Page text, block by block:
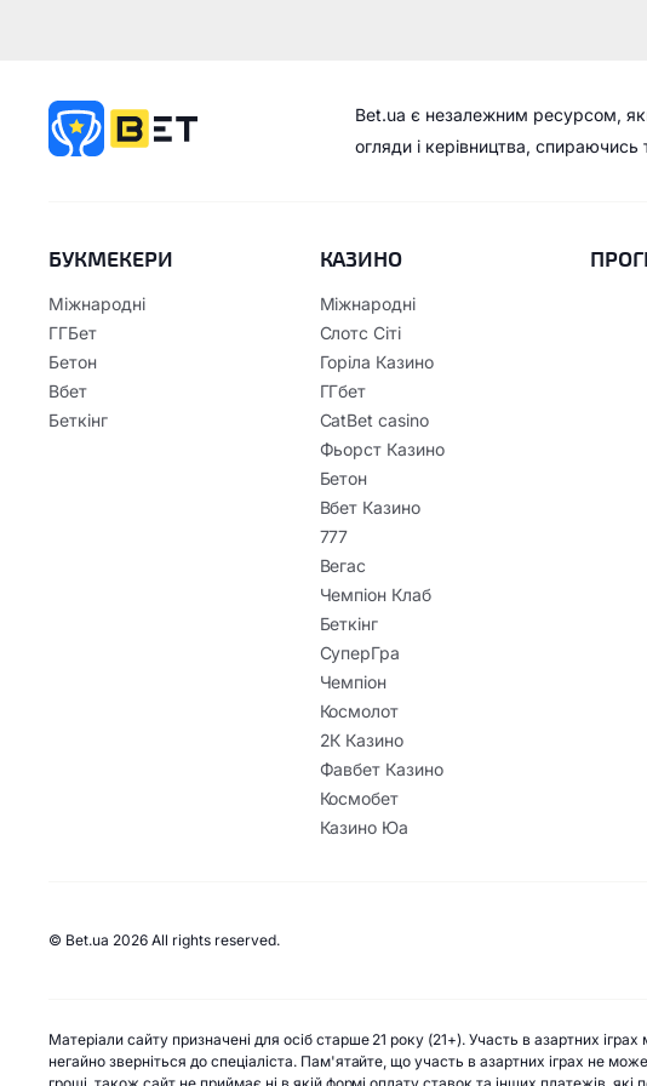
Bet.ua є незалежним ресурсом,
огляди і керівництва, спираючись
БУКМЕКЕРИ
Міжнародні
ГГБет
Бетон
Вбет
Беткінг
КАЗИНО
Міжнародні
Слотс Сіті
Горіла Казино
ГГбет
CatBet casino
Фьорст Казино
Бетон
Вбет Казино
777
Вегас
Чемпіон Клаб
Беткінг
СуперГра
Чемпіон
Космолот
2К Казино
Фавбет Казино
Космобет
Казино Юа
© Bet.ua 2026 All rights reserved.
Матеріали сайту призначені для осіб старше 21 року (21+). Участь в азартних
негайно зверніться до спеціаліста. Пам'ятайте, що участь в азартних іграх не